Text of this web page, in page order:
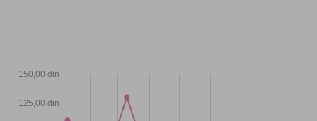
125,00 din
150,00 din